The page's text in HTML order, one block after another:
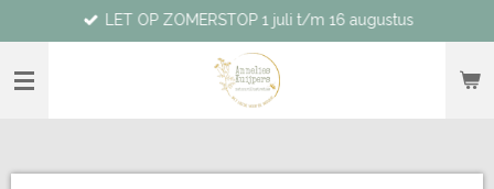
direct
naar
hoofdinhoud
LET OP ZOMERSTOP 1 juli t/m 16 augustus